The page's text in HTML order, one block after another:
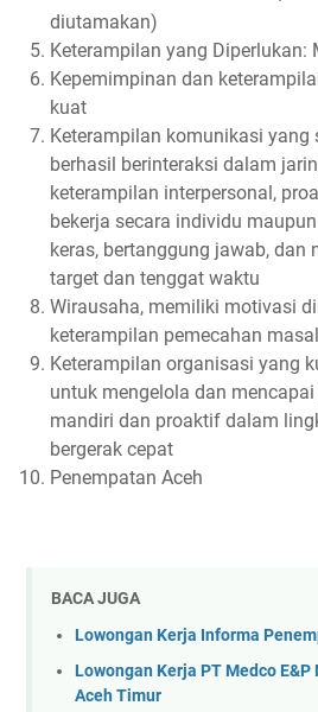
diutamakan)
Keterampilan yang Diperlukan:
Kepemimpinan dan
kuat
Keterampilan komunikasi yang
berhasil berinteraksi dalam
keterampilan interpersonal,
bekerja secara individu
keras, bertanggung jawab, dan
target dan tenggat waktu
Wirausaha, memiliki motivasi
keterampilan pemecahan
Keterampilan organisasi yang
untuk mengelola dan
mandiri dan proaktif dalam
bergerak cepat
Penempatan Aceh
BACA JUGA
Lowongan Kerja Informa
Lowongan Kerja PT Medco
Aceh Timur